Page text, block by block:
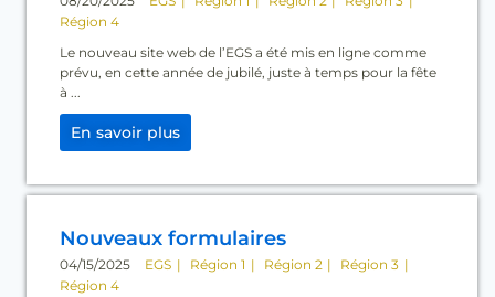
Région 4
Le nouveau site web de l’EGS a été mis en ligne comme
prévu, en cette année de jubilé, juste à temps pour la fête
à ...
En savoir plus
Nouveaux formulaires
04/15/2025 EGS Région 1 Région 2
Région 3
Région 4